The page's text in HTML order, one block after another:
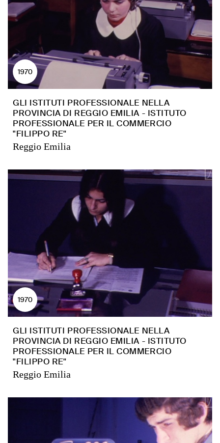
1970
GLI ISTITUTI PROFESSIONALE NELLA
PROVINCIA DI REGGIO EMILIA - ISTITUTO
PROFESSIONALE PER IL COMMERCIO
"FILIPPO RE"
Reggio Emilia
1970
GLI ISTITUTI PROFESSIONALE NELLA
PROVINCIA DI REGGIO EMILIA - ISTITUTO
PROFESSIONALE PER IL COMMERCIO
"FILIPPO RE"
Reggio Emilia